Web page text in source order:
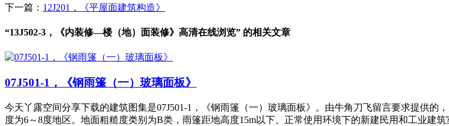
下一篇： 12J201，《平屋面建筑构造》
“13J502-3，《内装修—楼（地）面装修》高清在线浏览” 的相关文章
07J501-1，《钢雨篷（一）玻璃面板》
今天丫露空间分享下载的建筑图集是07J501-1，《钢雨篷（一）玻璃面板》。由牛角刀飞留言要求提供
度为6～8度地区。地面粗糙度类别为B类，雨篷距地高度15m以下、正常使用环境下的新建民用和工业建